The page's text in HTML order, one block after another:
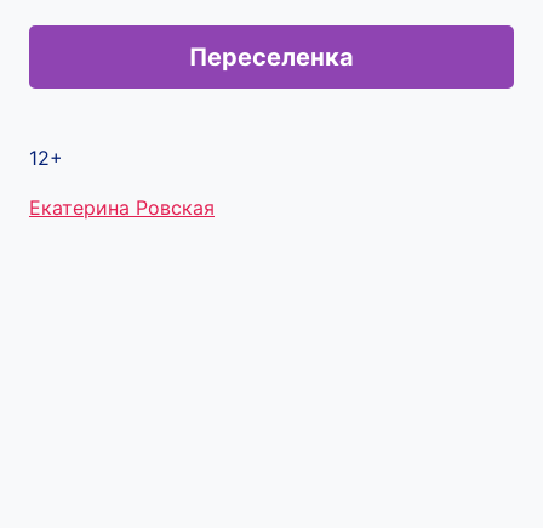
Переселенка
12+
Метки
Екатерина Ровская